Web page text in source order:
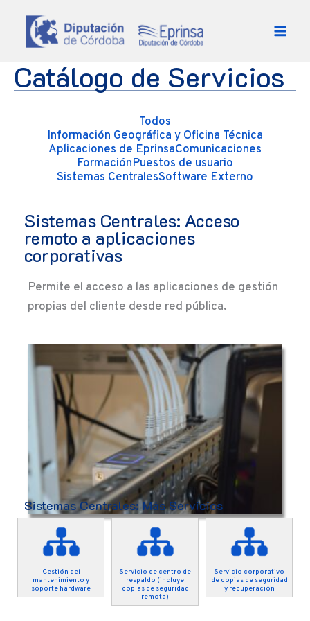
Catálogo de Servicios
Todos
Información Geográfica y Oficina Técnica
Aplicaciones de EprinsaComunicaciones
FormaciónPuestos de usuario
Sistemas CentralesSoftware Externo
Sistemas Centrales: Acceso
remoto a aplicaciones
corporativas
Permite el acceso a las aplicaciones de gestión
propias del cliente desde red pública.
Sistemas Centrales: Más Servicios
Gestión del
mantenimiento y
soporte hardware
Servicio de centro de
respaldo (incluye
copias de seguridad
remota)
Servicio corporativo
de copias de seguridad
y recuperación